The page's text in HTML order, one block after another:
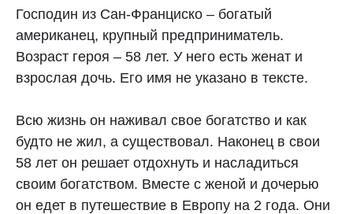
Господин из Сан-Франциско – богатый
американец, крупный предприниматель.
Возраст героя – 58 лет. У него есть женат и
взрослая дочь. Его имя не указано в тексте.
Всю жизнь он наживал свое богатство и как
будто не жил, а существовал. Наконец в свои
58 лет он решает отдохнуть и насладиться
своим богатством. Вместе с женой и дочерью
он едет в путешествие в Европу на 2 года. Они